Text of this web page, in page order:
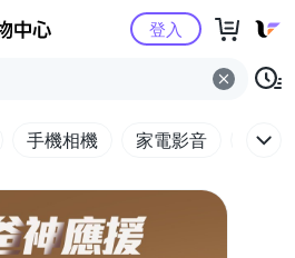
Yahoo購物中心
登入
手機相機 家電影音 電腦